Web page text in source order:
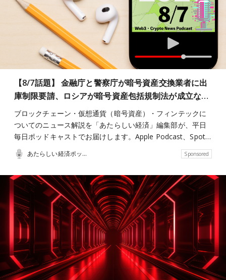
【8/7話題】 金融庁と警察庁が暗号資産交換業者に出
庫制限要請、ロシアが暗号資産包括規制法が成立な…
ブロックチェーン・仮想通貨（暗号資産）・フィンテックに
ついてのニュース解説を「あたらしい経済」編集部が、平日
毎日ポッドキャストでお届けします。Apple Podcast、Spot…
あたらしい経済ポッドキャスト Sponsored